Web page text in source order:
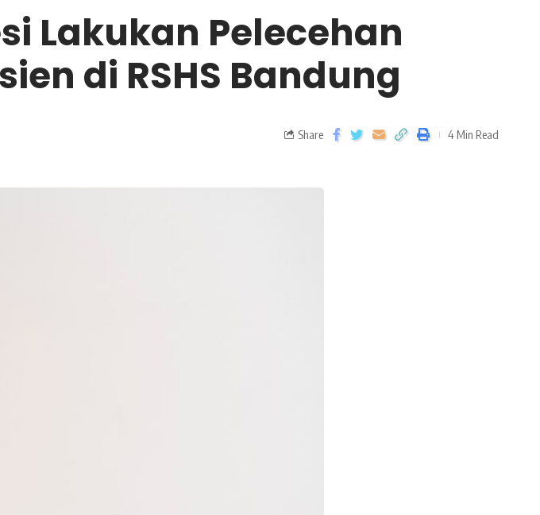
Lakukan Pelecehan
di RSHS Bandung
Share 4 Min Read